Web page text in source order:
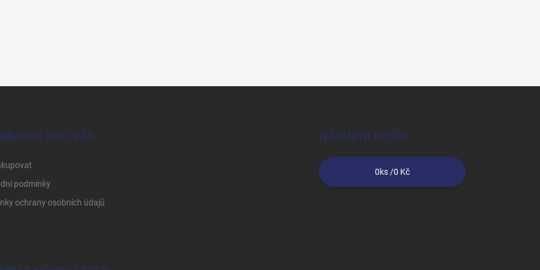
PRO VÁS
podmínky
ochrany osobních údajů
NÁKUPNÍ KOŠÍK
0ks /0 Kč